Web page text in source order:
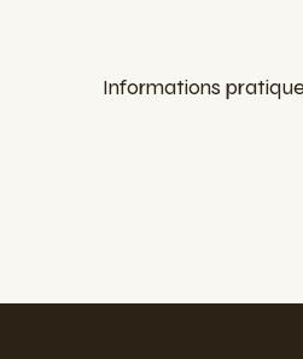
Informations